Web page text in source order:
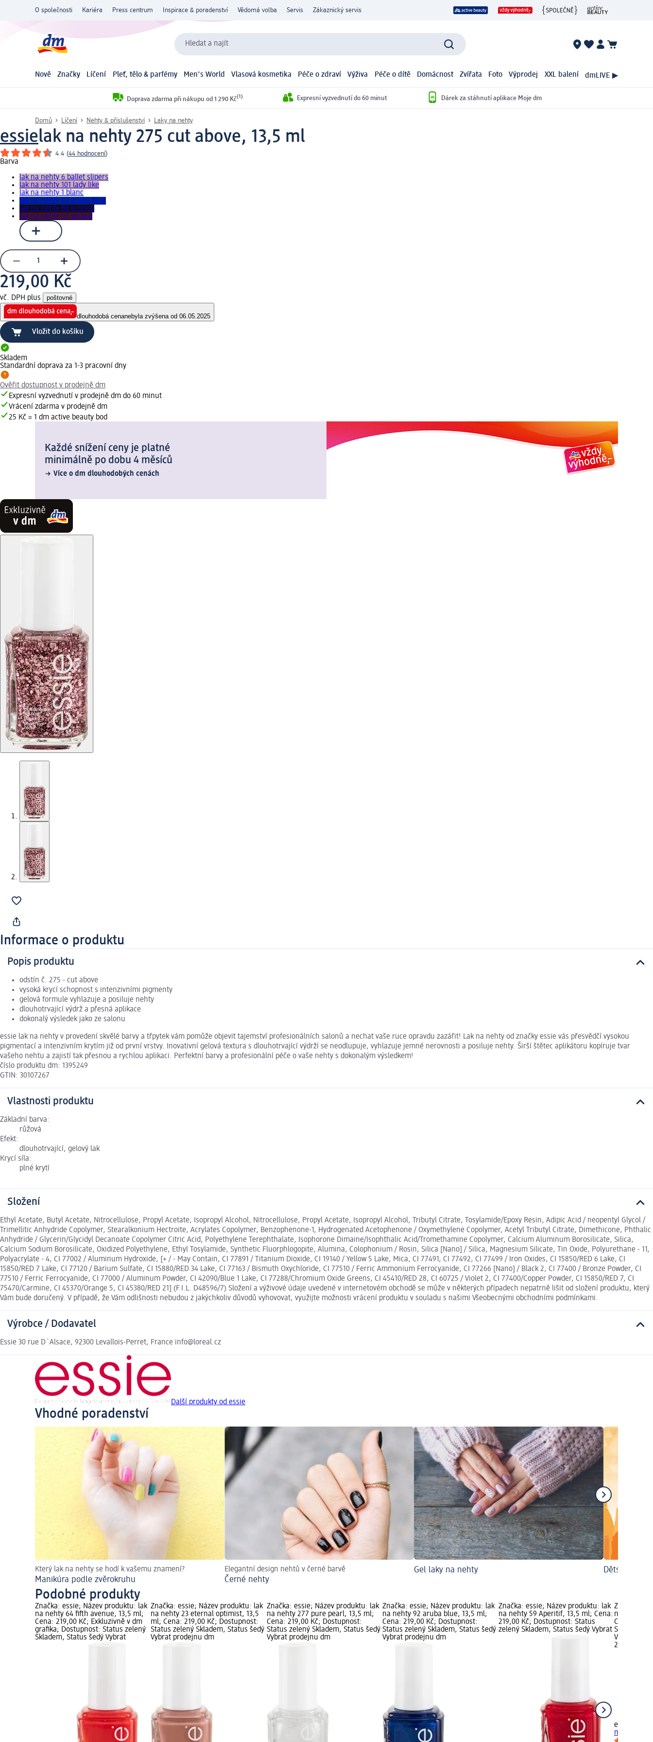
O společnosti Kariéra Press centrum Inspirace & poradenství Vědomá volba Servis Zákaznický servis
Hledat a najít
Nově Značky Líčení Pleť, tělo & parfémy Men's World Vlasová kosmetika Péče o zdraví Výživa Péče o dítě Domácnost Zvířata Foto Výprodej XXL balení dmLIVE ▶
Doprava zdarma při nákupu od 1 290 Kč(1) Expresní vyzvednutí do 60 minut Dárek za stáhnutí aplikace Moje dm
Domů Líčení Nehty & příslušenství Laky na nehty
essielak na nehty 275 cut above, 13,5 ml
4.4 (44 hodnocení)
Barva
lak na nehty 6 ballet slipers
lak na nehty 101 lady like
lak na nehty 1 blanc
lak na nehty 92 aruba blue
lak na nehty 88 licorice
lak na nehty 49 wicked
219,00 Kč
vč. DPH plus poštovné
dlouhodobá cenanebyla zvýšena od 06.05.2025
Vložit do košíku
Skladem
Standardní doprava za 1-3 pracovní dny
Ověřit dostupnost v prodejně dm
Expresní vyzvednutí v prodejně dm do 60 minut
Vrácení zdarma v prodejně dm
25 Kč = 1 dm active beauty bod
Každé snížení ceny je platné
minimálně po dobu 4 měsíců
Více o dm dlouhodobých cenách
Informace o produktu
Popis produktu
odstín č. 275 - cut above
vysoká krycí schopnost s intenzivními pigmenty
gelová formule vyhlazuje a posiluje nehty
dlouhotrvající výdrž a přesná aplikace
dokonalý výsledek jako ze salonu
essie lak na nehty v provedení skvělé barvy a třpytek vám pomůže objevit tajemství profesionálních salonů a nechat vaše ruce opravdu zazářit! Lak na nehty od značky essie vás přesvědčí vysokou
pigmentací a intenzivním krytím již od první vrstvy. Inovativní gelová textura s dlouhotrvající výdrží se neodlupuje, vyhlazuje jemné nerovnosti a posiluje nehty. Širší štětec aplikátoru kopíruje tvar
vašeho nehtu a zajistí tak přesnou a rychlou aplikaci. Perfektní barvy a profesionální péče o vaše nehty s dokonalým výsledkem!
číslo produktu dm: 1395249
GTIN: 30107267
Vlastnosti produktu
Základní barva:
růžová
Efekt:
dlouhotrvající, gelový lak
Krycí síla:
plné krytí
Složení
Ethyl Acetate, Butyl Acetate, Nitrocellulose, Propyl Acetate, Isopropyl Alcohol, Nitrocellulose, Propyl Acetate, Isopropyl Alcohol, Tributyl Citrate, Tosylamide/Epoxy Resin, Adipic Acid / neopentyl Glycol /
Trimellitic Anhydride Copolymer, Stearalkonium Hectroite, Acrylates Copolymer, Benzophenone-1, Hydrogenated Acetophenone / Oxymethylene Copolymer, Acetyl Tributyl Citrate, Dimethicone, Phthalic
Anhydride / Glycerin/Glycidyl Decanoate Copolymer Citric Acid, Polyethylene Terephthalate, Isophorone Dimaine/Isophthalic Acid/Tromethamine Copolymer, Calcium Aluminum Borosilicate, Silica,
Calcium Sodium Borosilicate, Oxidized Polyethylene, Ethyl Tosylamide, Synthetic Fluorphlogopite, Alumina, Colophonium / Rosin, Silica [Nano] / Silica, Magnesium Silicate, Tin Oxide, Polyurethane - 11,
Polyacrylate - 4, CI 77002 / Aluminum Hydroxide, [+ / - May Contain, CI 77891 / Titanium Dioxide, CI 19140 / Yellow 5 Lake, Mica, CI 77491, CI 77492, CI 77499 / Iron Oxides, CI 15850/RED 6 Lake, CI
15850/RED 7 Lake, CI 77120 / Barium Sulfate, CI 15880/RED 34 Lake, CI 77163 / Bismuth Oxychloride, CI 77510 / Ferric Ammonium Ferrocyanide, CI 77266 [Nano] / Black 2, CI 77400 / Bronze Powder, CI
77510 / Ferric Ferrocyanide, CI 77000 / Aluminum Powder, CI 42090/Blue 1 Lake, CI 77288/Chromium Oxide Greens, CI 45410/RED 28, CI 60725 / Violet 2, CI 77400/Copper Powder, CI 15850/RED 7, CI
75470/Carmine, CI 45370/Orange 5, CI 45380/RED 21] (F.I.L. D48596/7) Složení a výživové údaje uvedené v internetovém obchodě se může v některých případech nepatrně lišit od složení produktu, který
Vám bude doručený. V případě, že Vám odlišnosti nebudou z jakýchkoliv důvodů vyhovovat, využijte možnosti vrácení produktu v souladu s našimi Všeobecnými obchodními podmínkami.
Výrobce / Dodavatel
Essie 30 rue D´Alsace, 92300 Levallois-Perret, France info@loreal.cz
Další produkty od essie
Vhodné poradenství
Který lak na nehty se hodí k vašemu znamení?
Manikúra podle zvěrokruhu
Elegantní design nehtů v černé barvě
Černé nehty
Gel laky na nehty Dětské laky
Podobné produkty
Značka: essie; Název produktu: lak
na nehty 64 fifth avenue, 13,5 ml;
Cena: 219,00 Kč; Exkluzivně v dm
grafika; Dostupnost: Status zelený
Skladem, Status šedý Vybrat
Značka: essie; Název produktu: lak
na nehty 23 eternal optimist, 13,5
ml; Cena: 219,00 Kč; Dostupnost:
Status zelený Skladem, Status šedý
Vybrat prodejnu dm
Značka: essie; Název produktu: lak
na nehty 277 pure pearl, 13,5 ml;
Cena: 219,00 Kč; Dostupnost:
Status zelený Skladem, Status šedý
Vybrat prodejnu dm
Značka: essie; Název produktu: lak
na nehty 92 aruba blue, 13,5 ml;
Cena: 219,00 Kč; Dostupnost:
Status zelený Skladem, Status šedý
Vybrat prodejnu dm
Značka: essie; Název produktu: lak
na nehty 59 Aperitif, 13,5 ml; Cena:
219,00 Kč; Dostupnost: Status
zelený Skladem, Status šedý Vybrat
Značka:
na nehty
Cena:
Status
Vybrat
219,00 Kč
essie
ml